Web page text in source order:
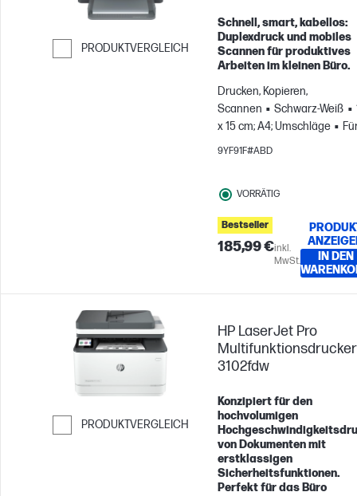
PRODUKTVERGLEICH
Weiter zum Vergleichen
Schnell, smart, kabellos:
Duplexdruck und mobiles
Scannen für produktives
Arbeiten im kleinen Büro.
Drucken, Kopieren,
Scannen
Schwarz-Weiß
x 15 cm; A4; Umschläge
Gruppen mit bis zu 5
9YF91F#ABD
VORRÄTIG
Bestseller
185,99 €inkl.
MwSt.
IN DEN
PRODUKTVERGLEICH
Weiter zum Vergleichen
HP LaserJet Pro
Multifunktionsdrucker
3102fdw
Konzipiert für den
hochvolumigen
von Dokumenten mit
erstklassigen
Sicherheitsfunktionen.
Perfekt für das Büro